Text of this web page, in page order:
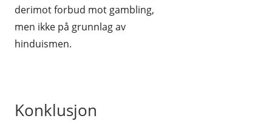
derimot forbud mot gambling,
men ikke på grunnlag av
hinduismen.
Konklusjon